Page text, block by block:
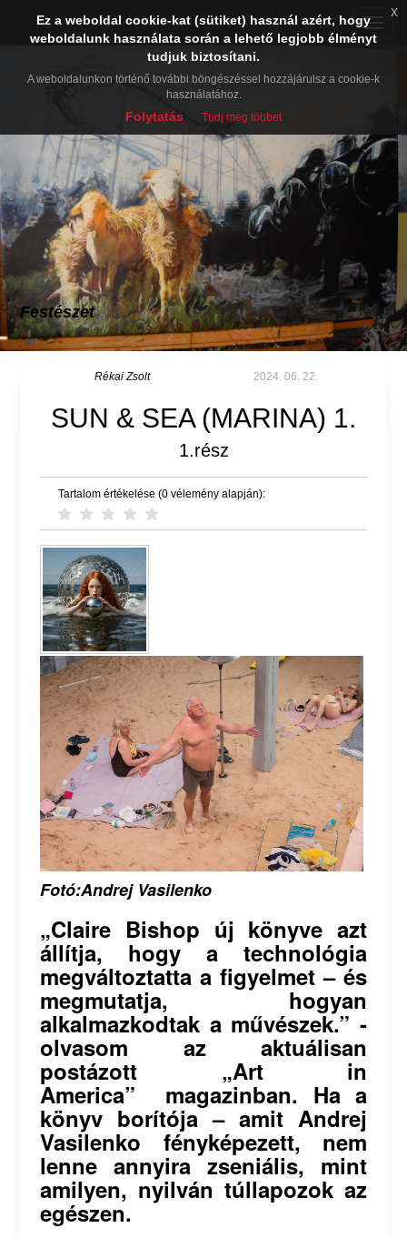
Toggle
Festészet
Rékai Zsolt 2024. 06. 22.
SUN & SEA (MARINA) 1.
1.rész
Tartalom értékelése (0 vélemény alapján):
Fotó:Andrej Vasilenko
„Claire Bishop új könyve azt
állítja, hogy a technológia
megváltoztatta a figyelmet – és
megmutatja, hogyan
alkalmazkodtak a művészek.” -
olvasom az aktuálisan
postázott „Art in
America” magazinban. Ha a
könyv borítója – amit Andrej
Vasilenko fényképezett, nem
lenne annyira zseniális, mint
amilyen, nyilván túllapozok az
egészen.
Ez a weboldal cookie-kat (sütiket) használ azért, hogy
weboldalunk használata során a lehető legjobb élményt
tudjuk biztosítani.
A weboldalunkon történő további böngészéssel hozzájárulsz a cookie-k
használatához.
Folytatás Tudj meg többet
x